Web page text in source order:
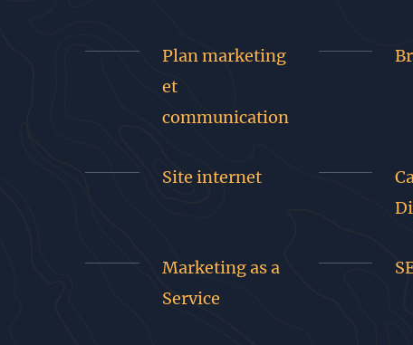
Plan marketing
et
communication
Site internet
Marketing as a
Service